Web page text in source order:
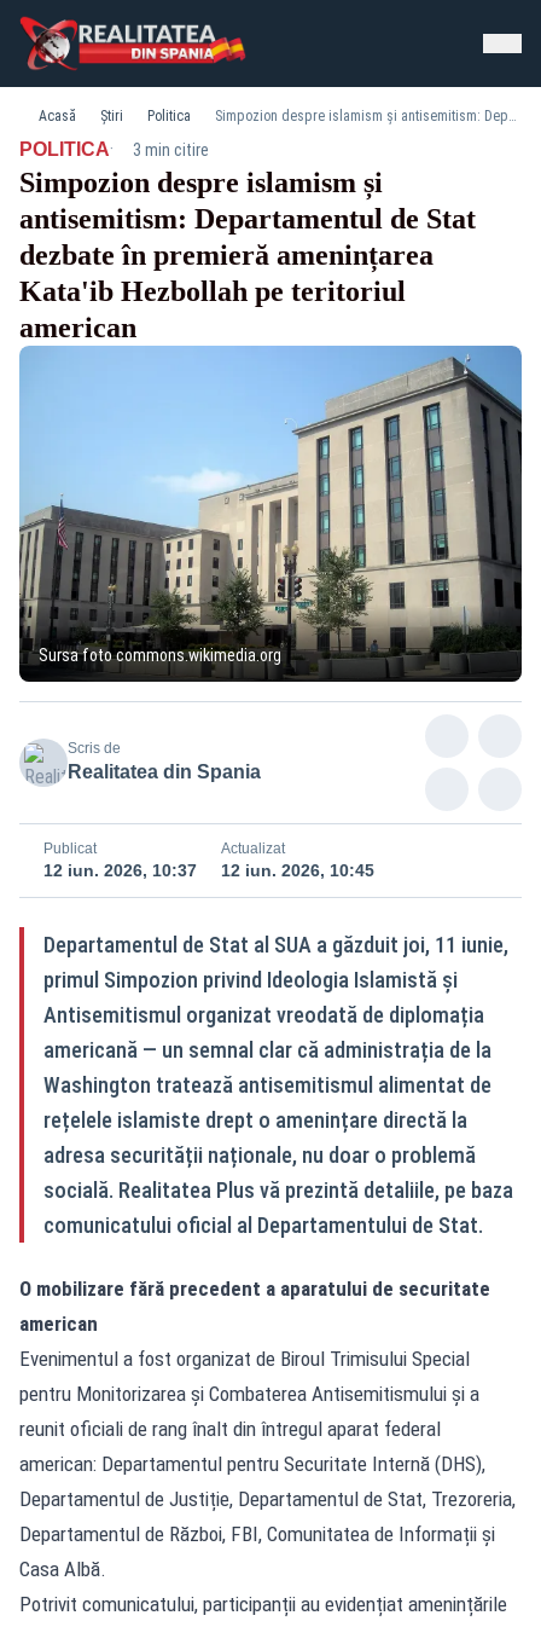
Acasă Știri Politica Simpozion despre islamism și antisemitism: Departamentul de Stat dezbate în premieră amenințarea Kata'ib Hezbollah pe teritoriul american
POLITICA· 3 min citire
Simpozion despre islamism și
antisemitism: Departamentul de Stat
dezbate în premieră amenințarea
Kata'ib Hezbollah pe teritoriul
american
Sursa foto commons.wikimedia.org
Scris de
Realitatea din Spania
Publicat
12 iun. 2026, 10:37
Actualizat
12 iun. 2026, 10:45
Departamentul de Stat al SUA a găzduit joi, 11 iunie,
primul Simpozion privind Ideologia Islamistă și
Antisemitismul organizat vreodată de diplomația
americană — un semnal clar că administrația de la
Washington tratează antisemitismul alimentat de
rețelele islamiste drept o amenințare directă la
adresa securității naționale, nu doar o problemă
socială. Realitatea Plus vă prezintă detaliile, pe baza
comunicatului oficial al Departamentului de Stat.
O mobilizare fără precedent a aparatului de securitate
american
Evenimentul a fost organizat de Biroul Trimisului Special
pentru Monitorizarea și Combaterea Antisemitismului și a
reunit oficiali de rang înalt din întregul aparat federal
american: Departamentul pentru Securitate Internă (DHS),
Departamentul de Justiție, Departamentul de Stat, Trezoreria,
Departamentul de Război, FBI, Comunitatea de Informații și
Casa Albă.
Potrivit comunicatului, participanții au evidențiat amenințările